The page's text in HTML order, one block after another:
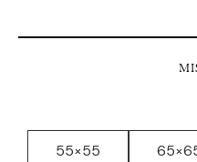
55×55